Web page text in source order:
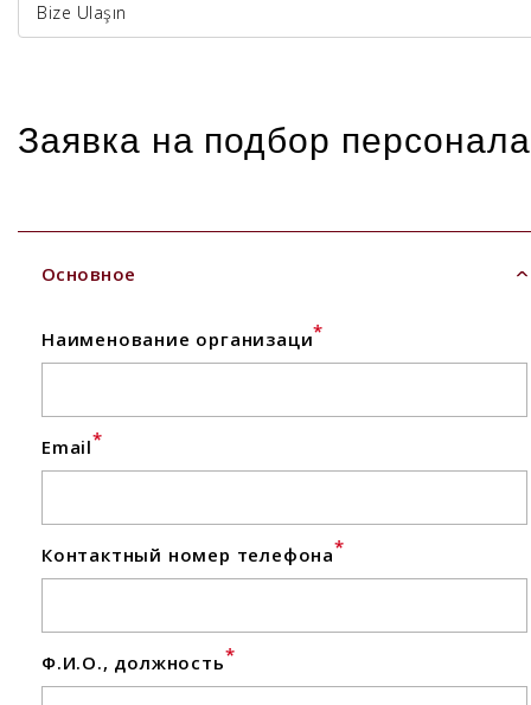
Bize Ulaşın
Заявка на подбор персонала
Основное
Наименование организаци*
Email*
Контактный номер телефона*
Ф.И.О., должность*